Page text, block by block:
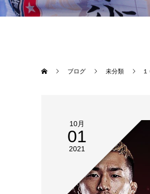
ブログ 未分類 １０/５(火)Road
10月
01
2021